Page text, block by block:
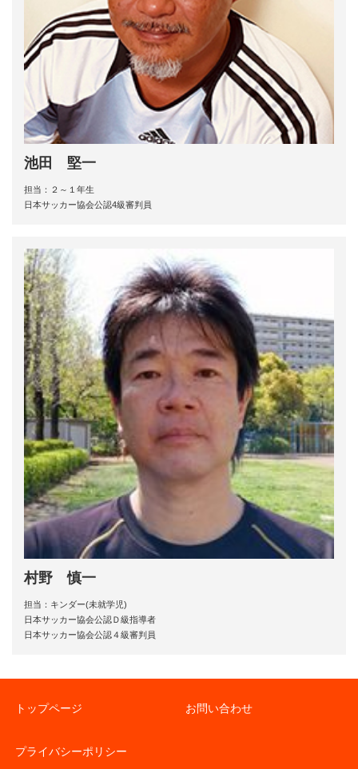
池田 堅一
担当：２～１年生
日本サッカー協会公認4級審判員
村野 慎一
担当：キンダー(未就学児)
日本サッカー協会公認Ｄ級指導者
日本サッカー協会公認４級審判員
トップページ お問い合わせ
プライバシーポリシー